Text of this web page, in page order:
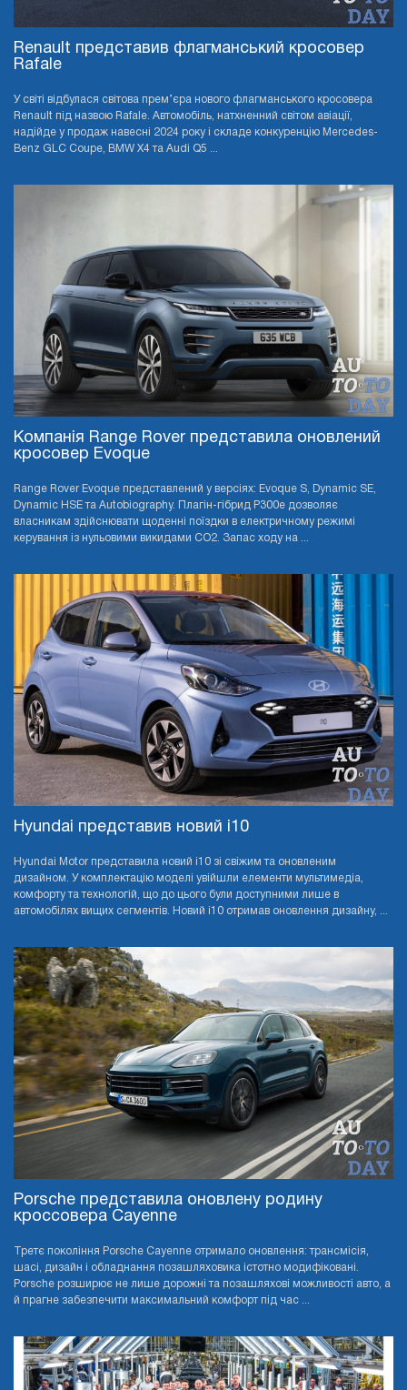
Renault представив флагманський кросовер
Rafale
У світі відбулася світова прем’єра нового флагманського кросовера
Renault під назвою Rafale. Автомобіль, натхненний світом авіації,
надійде у продаж навесні 2024 року і складе конкуренцію Mercedes-
Benz GLC Coupe, BMW X4 та Audi Q5 ...
Компанія Range Rover представила оновлений
кросовер Evoque
Range Rover Evoque представлений у версіях: Evoque S, Dynamic SE,
Dynamic HSE та Autobiography. Плагін-гібрид P300e дозволяє
власникам здійснювати щоденні поїздки в електричному режимі
керування із нульовими викидами CO2. Запас ходу на ...
Hyundai представив новий i10
Hyundai Motor представила новий i10 зі свіжим та оновленим
дизайном. У комплектацію моделі увійшли елементи мультимедіа,
комфорту та технологій, що до цього були доступними лише в
автомобілях вищих сегментів. Новий i10 отримав оновлення дизайну, ...
Porsche представила оновлену родину
кроссовера Cayenne
Третє покоління Porsche Cayenne отримало оновлення: трансмісія,
шасі, дизайн і обладнання позашляховика істотно модифіковані.
Porsche розширює не лише дорожні та позашляхові можливості авто, а
й прагне забезпечити максимальний комфорт під час ...